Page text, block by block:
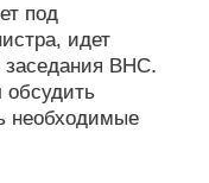
под
идет
заседания ВНС.
обсудить
необходимые